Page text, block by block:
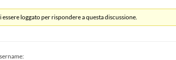
essere loggato per rispondere a questa discussione.